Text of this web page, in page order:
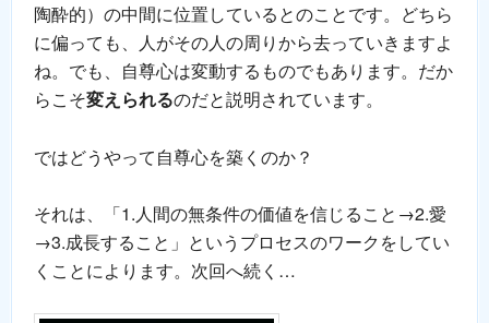
陶酔的）の中間に位置しているとのことです。どちら
に偏っても、人がその人の周りから去っていきますよ
ね。でも、自尊心は変動するものでもあります。だか
らこそ変えられるのだと説明されています。
ではどうやって自尊心を築くのか？
それは、「1.人間の無条件の価値を信じること→2.愛
→3.成長すること」というプロセスのワークをしてい
くことによります。次回へ続く…